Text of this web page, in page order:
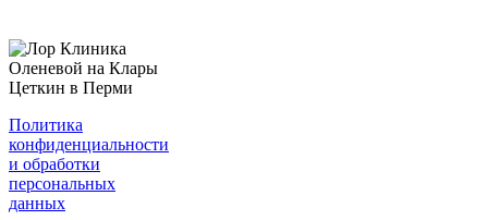
Политика
конфиденциальности
и обработки
персональных
данных